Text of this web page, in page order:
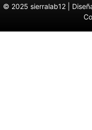
© 2025 sierralab12 |